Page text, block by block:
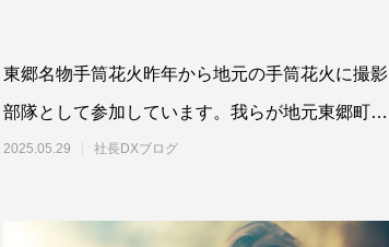
東郷名物手筒花火昨年から地元の手筒花火に撮影
部隊として参加しています。我らが地元東郷町商
工会では、有志の手筒花火チー
2025.05.29 社長DXブログ